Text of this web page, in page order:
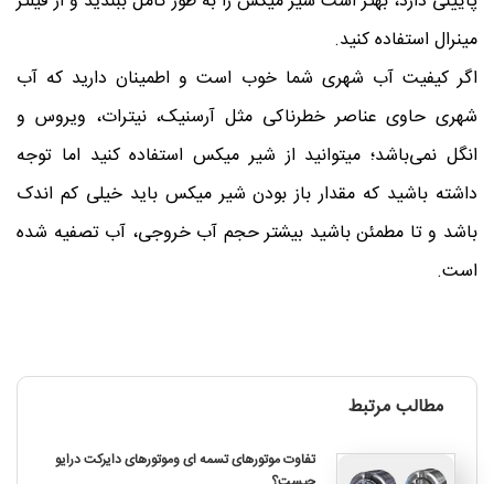
مینرال استفاده کنید.
اگر کیفیت آب شهری شما خوب است و اطمینان دارید که آب
شهری حاوی عناصر خطرناکی مثل آرسنیک، نیترات، ویروس و
انگل نمی‌باشد؛ میتوانید از شیر میکس استفاده کنید اما توجه
داشته باشید که مقدار باز بودن شیر میکس باید خیلی کم اندک
باشد و تا مطمئن باشید بیشتر حجم آب خروجی، آب تصفیه شده
است.
مطالب مرتبط
تفاوت موتورهای تسمه ای وموتورهای دایرکت درایو